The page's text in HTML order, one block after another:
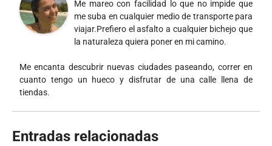
Me mareo con facilidad lo que no impide que
me suba en cualquier medio de transporte para
viajar.Prefiero el asfalto a cualquier bichejo que
la naturaleza quiera poner en mi camino.
Me encanta descubrir nuevas ciudades paseando, correr en
cuanto tengo un hueco y disfrutar de una calle llena de
tiendas.
Entradas relacionadas